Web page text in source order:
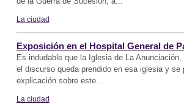
La ciudad
Exposición en el Hospital General de
Es indudable que la Iglesia de La
el discurso queda prendido en esa iglesia y
explicación sobre este...
La ciudad